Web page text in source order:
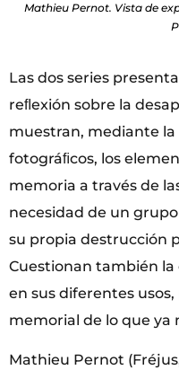
Mathieu Pernot. Vista de
Las dos series
reﬂexión sobre la
muestran, mediante la
fotográﬁcos, los
memoria a través de
necesidad de un
su propia destrucción
Cuestionan también
en sus diferentes
memorial de lo que ya
Mathieu Pernot